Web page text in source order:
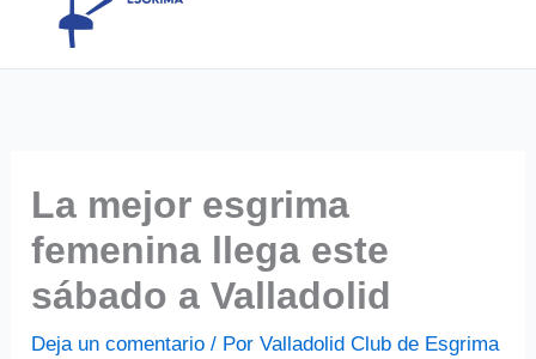
La mejor esgrima
femenina llega este
sábado a Valladolid
Deja un comentario / PorValladolid Club de Esgrima